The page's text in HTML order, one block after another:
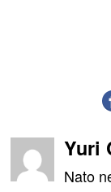
Yuri
Nato